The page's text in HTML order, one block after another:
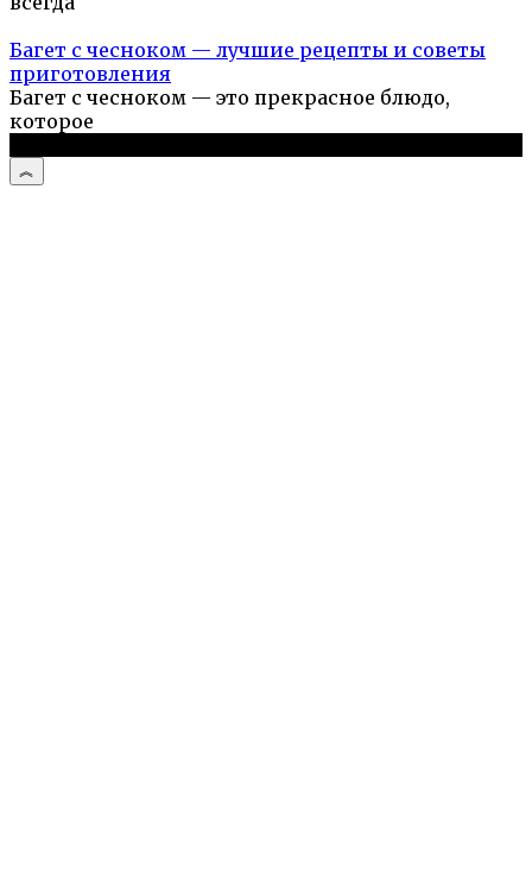
Багет с чесноком — лучшие рецепты и советы
приготовления
Багет с чесноком — это прекрасное блюдо,
которое